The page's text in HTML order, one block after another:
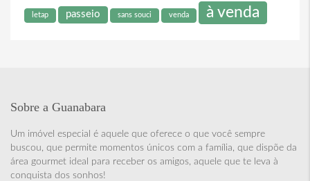
letap passeio sans souci venda à venda
Sobre a Guanabara
Um imóvel especial é aquele que oferece o que você sempre
buscou, que permite momentos únicos com a família, que dispõe da
área gourmet ideal para receber os amigos, aquele que te leva à
conquista dos sonhos!